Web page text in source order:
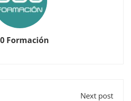
Formación
Next post